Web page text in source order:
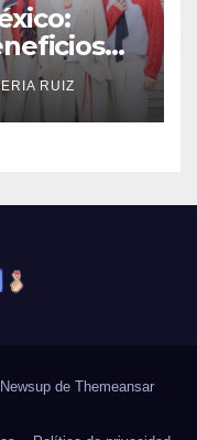
RUIZ
de Themeansar